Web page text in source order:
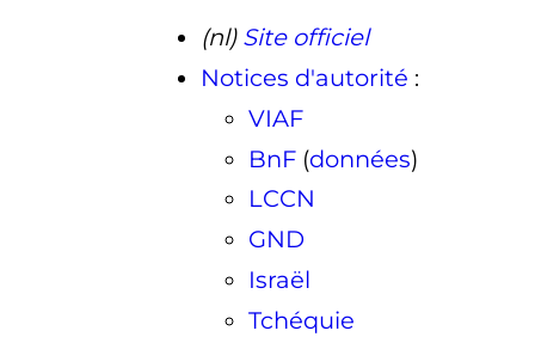
(nl) Site officiel
Notices d'autorité :
VIAF
BnF(données)
LCCN
GND
Israël
Tchéquie